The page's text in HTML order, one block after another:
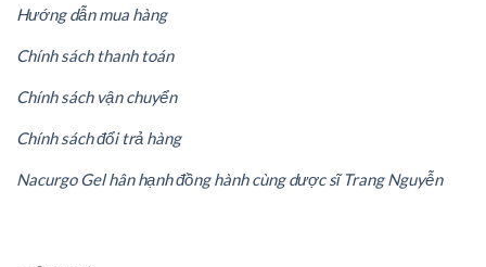
Hướng dẫn mua hàng
Chính sách thanh toán
Chính sách vận chuyển
Chính sách đổi trả hàng
Nacurgo Gel hân hạnh đồng hành cùng dược sĩ Trang Nguyễn